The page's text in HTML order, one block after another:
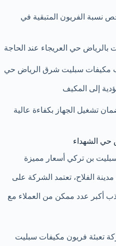
نسبة الفريون المتبقية في
حي العريجاء عند الحاجة
مكيفات سبليت شرق الرياض حي
إلى المكيف
تشغيل الجهاز بكفاءة عالية
حي الشهداء
بن تركي أسعار مميزة
الفلاح، تعتمد الشركة على
أكبر عدد ممكن من العملاء مع
تعبئة فريون مكيفات سبليت